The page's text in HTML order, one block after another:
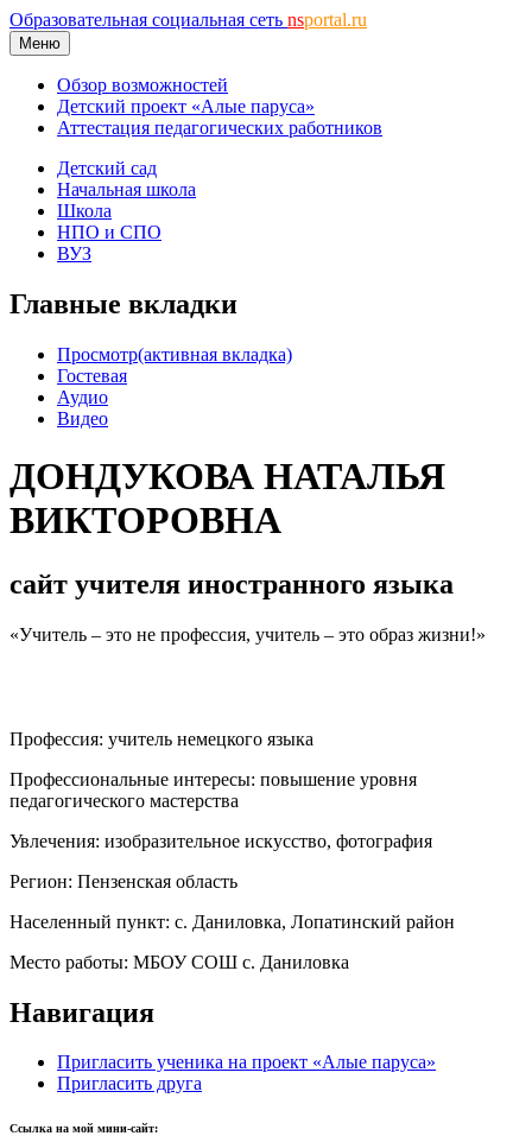
Образовательная социальная сеть nsportal.ru
Меню
Обзор возможностей
Детский проект «Алые паруса»
Аттестация педагогических работников
Детский сад
Начальная школа
Школа
НПО и СПО
ВУЗ
Главные вкладки
Просмотр(активная вкладка)
Гостевая
Аудио
Видео
ДОНДУКОВА НАТАЛЬЯ
ВИКТОРОВНА
сайт учителя иностранного языка
«Учитель – это не профессия, учитель – это образ жизни!»
Профессия: учитель немецкого языка
Профессиональные интересы: повышение уровня
педагогического мастерства
Увлечения: изобразительное искусство, фотография
Регион: Пензенская область
Населенный пункт: с. Даниловка, Лопатинский район
Место работы: МБОУ СОШ с. Даниловка
Навигация
Пригласить ученика на проект «Алые паруса»
Пригласить друга
Ссылка на мой мини-сайт: